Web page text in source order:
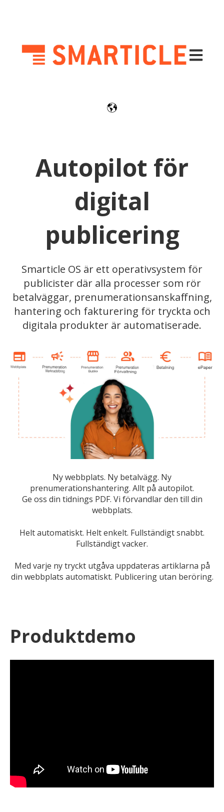
Öppna
Autopilot för
digital
publicering
Smarticle OS är ett operativsystem för
publicister där alla processer som rör
betalväggar, prenumerationsanskaffning,
hantering och fakturering för tryckta och
digitala produkter är automatiserade.
Ny webbplats. Ny betalvägg. Ny
prenumerationshantering. Allt på autopilot.
Ge oss din tidnings PDF. Vi förvandlar den till din
webbplats.
Helt automatiskt. Helt enkelt. Fullständigt snabbt.
Fullständigt vacker.
Med varje ny tryckt utgåva uppdateras artiklarna på
din webbplats automatiskt. Publicering utan beröring.
Produktdemo